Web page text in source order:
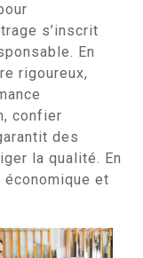
s’inscrit
En
rigoureux,
confier
des
la qualité. En
et